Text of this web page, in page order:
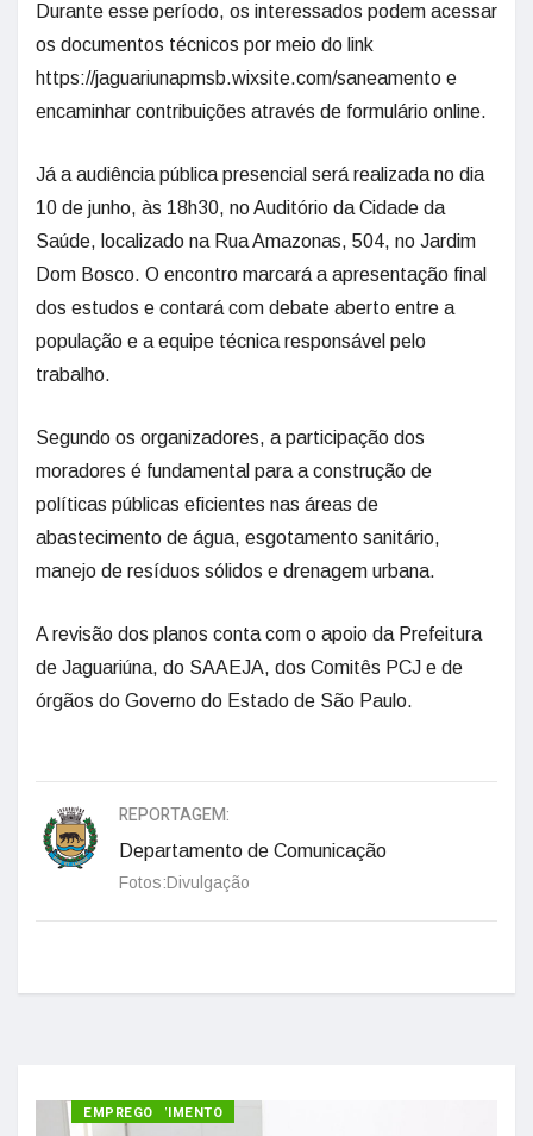
Durante esse período, os interessados podem acessar
os documentos técnicos por meio do link
https://jaguariunapmsb.wixsite.com/saneamento e
encaminhar contribuições através de formulário online.
Já a audiência pública presencial será realizada no dia
10 de junho, às 18h30, no Auditório da Cidade da
Saúde, localizado na Rua Amazonas, 504, no Jardim
Dom Bosco. O encontro marcará a apresentação final
dos estudos e contará com debate aberto entre a
população e a equipe técnica responsável pelo
trabalho.
Segundo os organizadores, a participação dos
moradores é fundamental para a construção de
políticas públicas eficientes nas áreas de
abastecimento de água, esgotamento sanitário,
manejo de resíduos sólidos e drenagem urbana.
A revisão dos planos conta com o apoio da Prefeitura
de Jaguariúna, do SAAEJA, dos Comitês PCJ e de
órgãos do Governo do Estado de São Paulo.
REPORTAGEM:
Departamento de Comunicação
Fotos:Divulgação
DESENVOLVIMENTO
EMPREGO